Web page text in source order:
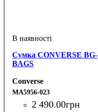
Сумка CONVERSE BG-
BAGS
Converse
MA5956-023
2 490.00грн